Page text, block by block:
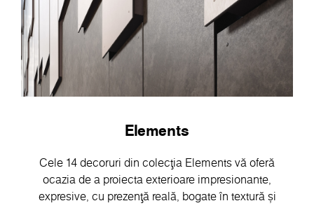
Elements
Cele 14 decoruri din colecția Elements vă oferă
ocazia de a proiecta exterioare impresionante,
expresive, cu prezență reală, bogate în textură și